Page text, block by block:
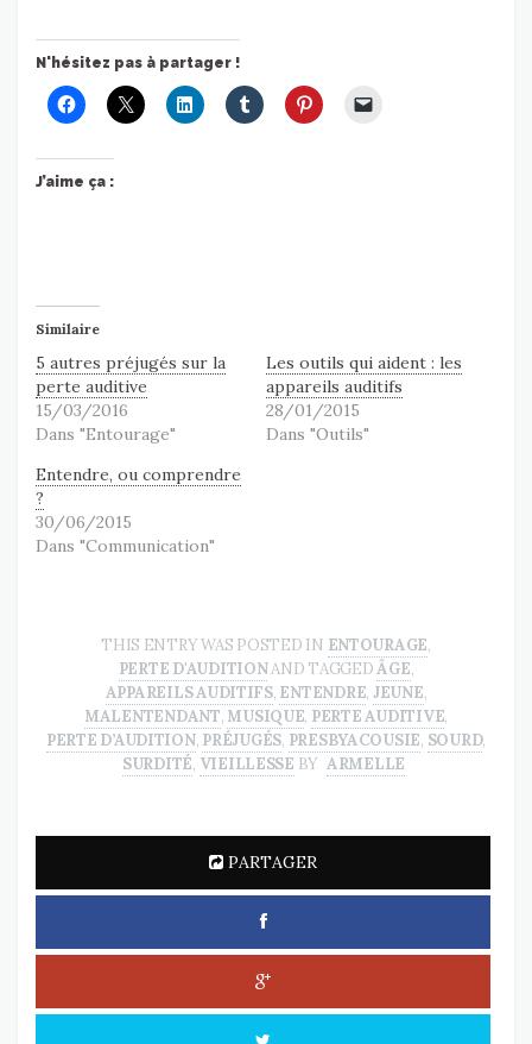
N'hésitez pas à partager !
J’aime ça :
Similaire
5 autres préjugés sur la
perte auditive
15/03/2016
Dans "Entourage"
Les outils qui aident : les
appareils auditifs
28/01/2015
Dans "Outils"
Entendre, ou comprendre
?
30/06/2015
Dans "Communication"
THIS ENTRY WAS POSTED IN ENTOURAGE,
PERTE D'AUDITIONAND TAGGEDÂGE,
APPAREILS AUDITIFS, ENTENDRE, JEUNE,
MALENTENDANT, MUSIQUE, PERTE AUDITIVE,
PERTE D’AUDITION, PRÉJUGÉS, PRESBYACOUSIE, SOURD,
SURDITÉ, VIEILLESSE BY ARMELLE
PARTAGER